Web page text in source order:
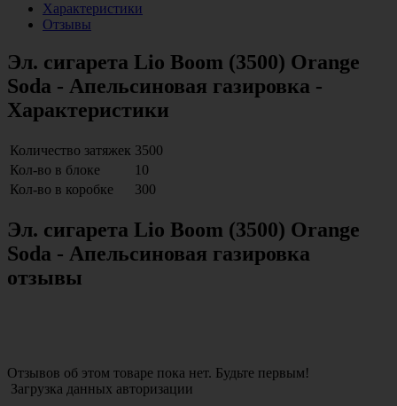
Характеристики
Отзывы
Эл. сигарета Lio Boom (3500) Orange
Soda - Апельсиновая газировка -
Характеристики
Количество затяжек 3500
Кол-во в блоке
10
Кол-во в коробке
300
Эл. сигарета Lio Boom (3500) Orange
Soda - Апельсиновая газировка
отзывы
Отзывов об этом товаре пока нет. Будьте первым!
Загрузка данных авторизации